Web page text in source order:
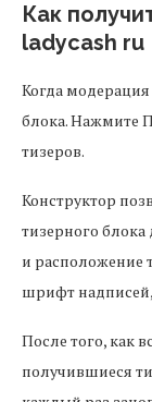
Как
ladycash ru
Когда
блока. Нажмите
тизеров.
Конструктор
тизерного
и расположение
шрифт
После того, как
получившиеся